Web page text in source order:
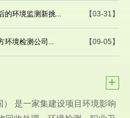
【03-31】
的环境监测新挑...
【09-05】
环境检测公司...
+
是一家集建设项目环境影响